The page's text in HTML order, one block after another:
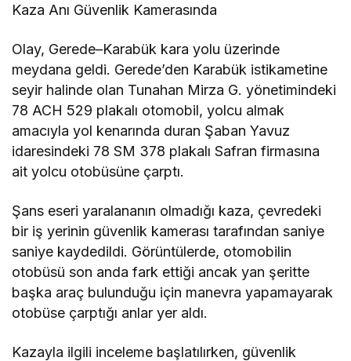
Kaza Anı Güvenlik Kamerasında
Olay, Gerede–Karabük kara yolu üzerinde
meydana geldi. Gerede’den Karabük istikametine
seyir halinde olan Tunahan Mirza G. yönetimindeki
78 ACH 529 plakalı otomobil, yolcu almak
amacıyla yol kenarında duran Şaban Yavuz
idaresindeki 78 SM 378 plakalı Safran firmasına
ait yolcu otobüsüne çarptı.
Şans eseri yaralananın olmadığı kaza, çevredeki
bir iş yerinin güvenlik kamerası tarafından saniye
saniye kaydedildi. Görüntülerde, otomobilin
otobüsü son anda fark ettiği ancak yan şeritte
başka araç bulunduğu için manevra yapamayarak
otobüse çarptığı anlar yer aldı.
Kazayla ilgili inceleme başlatılırken, güvenlik